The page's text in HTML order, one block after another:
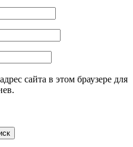
сайта в этом браузере для